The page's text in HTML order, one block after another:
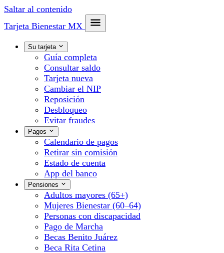
Saltar al contenido
Tarjeta Bienestar MX
Su tarjeta
Guía completa
Consultar saldo
Tarjeta nueva
Cambiar el NIP
Reposición
Desbloqueo
Evitar fraudes
Pagos
Calendario de pagos
Retirar sin comisión
Estado de cuenta
App del banco
Pensiones
Adultos mayores (65+)
Mujeres Bienestar (60–64)
Personas con discapacidad
Pago de Marcha
Becas Benito Juárez
Beca Rita Cetina